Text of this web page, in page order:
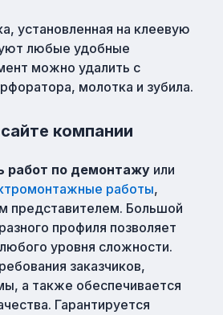
установленная на клеевую
любые удобные
можно удалить с
молотка и зубила.
компании
работ по демонтажу или
работы,
представителем. Большой
профиля позволяет
уровня сложности.
заказчиков,
а также обеспечивается
Гарантируется